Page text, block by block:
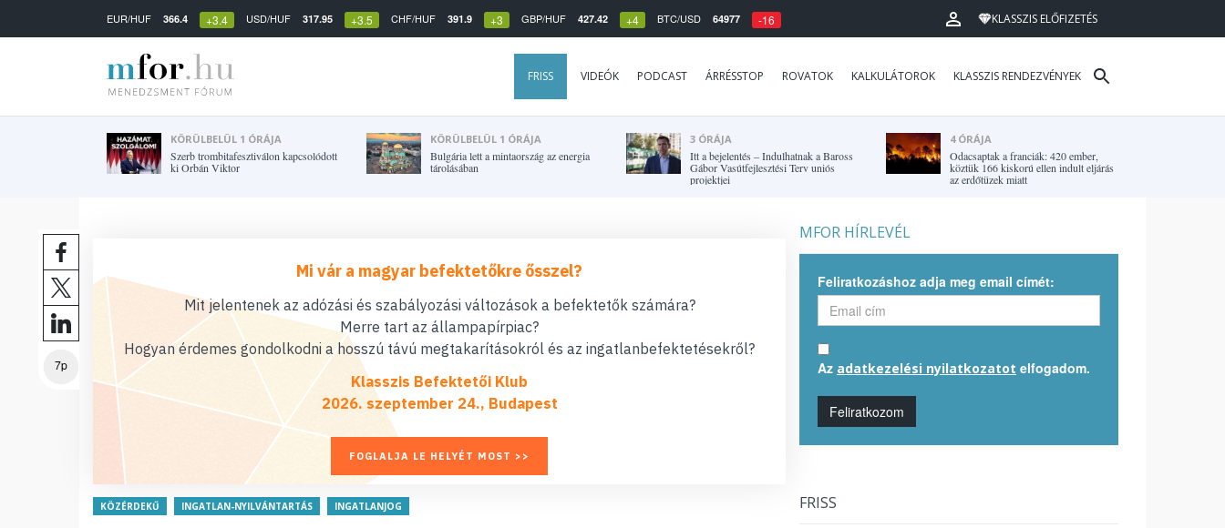
EUR/HUF 366.4 +3.4 USD/HUF 317.95 +3.5 CHF/HUF 391.9 +3 GBP/HUF 427.42 +4 BTC/USD 64977 -16 KLASSZIS ELŐFIZETÉS
FRISS VIDEÓK PODCAST ÁRRÉSSTOP ROVATOK KALKULÁTOROK KLASSZIS RENDEZVÉNYEK
KÖRÜLBELÜL 1 ÓRÁJA
Szerb trombitafesztiválon kapcsolódott
ki Orbán Viktor
KÖRÜLBELÜL 1 ÓRÁJA
Bulgária lett a mintaország az energia
tárolásában
3 ÓRÁJA
Itt a bejelentés – Indulhatnak a Baross
Gábor Vasútfejlesztési Terv uniós
projektjei
4 ÓRÁJA
Odacsaptak a franciák: 420 ember,
köztük 166 kiskorú ellen indult eljárás
az erdőtüzek miatt
7p
Mi vár a magyar befektetőkre ősszel?
Mit jelentenek az adózási és szabályozási változások a befektetők számára?
Merre tart az állampapírpiac?
Hogyan érdemes gondolkodni a hosszú távú megtakarításokról és az ingatlanbefektetésekről?
Klasszis Befektetői Klub
2026. szeptember 24., Budapest
FOGLALJA LE HELYÉT MOST >>
KÖZÉRDEKŰ INGATLAN-NYILVÁNTARTÁS INGATLANJOG
MFOR HÍRLEVÉL
Feliratkozáshoz adja meg email címét:
Az adatkezelési nyilatkozatot elfogadom.
Feliratkozom
FRISS